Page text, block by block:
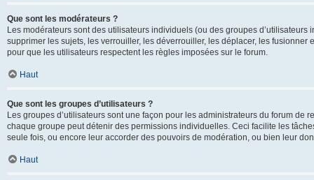
Que sont les modérateurs ?
Les modérateurs sont des utilisateurs individuels (ou des groupes
supprimer les sujets, les verrouiller, les déverrouiller, les déplacer, les
pour que les utilisateurs respectent les règles imposées sur le forum.
Haut
Que sont les groupes d’utilisateurs ?
Les groupes d’utilisateurs sont une façon pour les administrateurs du forum
chaque groupe peut détenir des permissions individuelles. Ceci facilite les
seule fois, ou encore leur accorder des pouvoirs de modération, ou bien leur
Haut